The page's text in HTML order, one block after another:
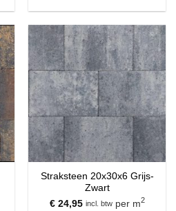
Straksteen 20x30x6 Grijs-
Zwart
€24,95 incl. btwper m2